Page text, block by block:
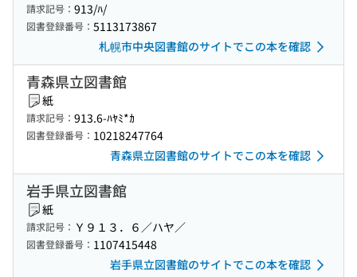
請求記号： 913/ﾊ/
図書登録番号： 5113173867
札幌市中央図書館のサイトでこの本を確認
青森県立図書館
紙
請求記号： 913.6-ﾊﾔﾐ*ｶ
図書登録番号： 10218247764
青森県立図書館のサイトでこの本を確認
岩手県立図書館
紙
請求記号： Ｙ９１３．６／ハヤ／
図書登録番号： 1107415448
岩手県立図書館のサイトでこの本を確認